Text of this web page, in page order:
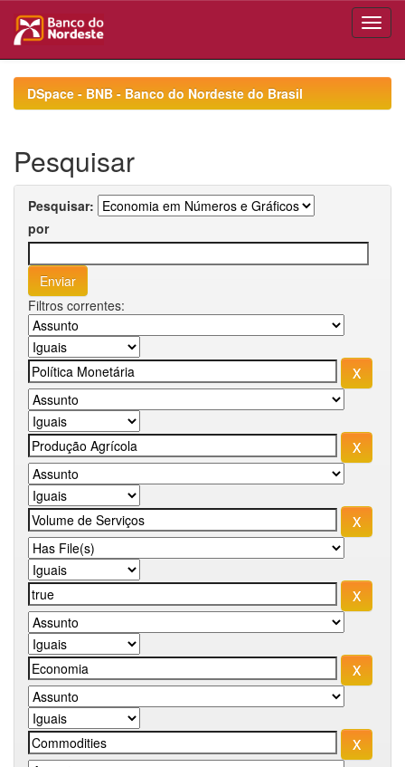
navigationDSpace - BNB - Banco do Nordeste do Brasil
Pesquisar
Pesquisar:
por
Filtros correntes: